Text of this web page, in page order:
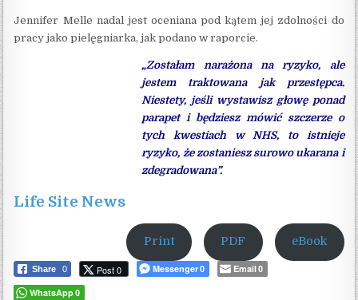
Jennifer Melle nadal jest oceniana pod kątem jej zdolności do
pracy jako pielęgniarka, jak podano w raporcie.
„Zostałam narażona na ryzyko, ale
jestem traktowana jak przestępca.
Niestety, jeśli wystawisz głowę ponad
parapet i będziesz mówić szczerze o
tych kwestiach w NHS, to istnieje
ryzyko, że zostaniesz ​​surowo ukarana i
zdegradowana”.
Life Site News
Print PDF eBook
Share 0 Post 0 Messenger 0 Email 0
WhatsApp 0